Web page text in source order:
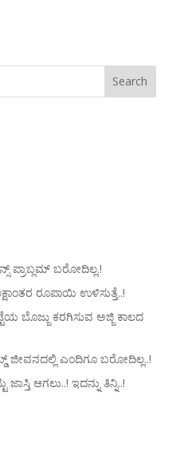
ಪ್ರಾಬ್ಲಮ್‌ ಬರೋದಿಲ್ಲ.!
ರೂಪಾಯಿ ಉಳಿಸುತ್ತೆ..!
ಬೊಜ್ಜು ಕರಗಿಸುವ ಅಜ್ಜಿ ಕಾಲದ
ಎಂದಿಗೂ ಬರೋದಿಲ್ಲ..!
ಆಗಲು..! ಇದನ್ನು ತಿನ್ನಿ..!